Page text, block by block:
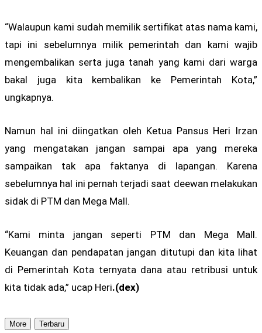
“Walaupun kami sudah memilik sertifikat atas nama kami,
tapi ini sebelumnya milik pemerintah dan kami wajib
mengembalikan serta juga tanah yang kami dari warga
bakal juga kita kembalikan ke Pemerintah Kota,”
ungkapnya.
Namun hal ini diingatkan oleh Ketua Pansus Heri Irzan
yang mengatakan jangan sampai apa yang mereka
sampaikan tak apa faktanya di lapangan. Karena
sebelumnya hal ini pernah terjadi saat deewan melakukan
sidak di PTM dan Mega Mall.
“Kami minta jangan seperti PTM dan Mega Mall.
Keuangan dan pendapatan jangan ditutupi dan kita lihat
di Pemerintah Kota ternyata dana atau retribusi untuk
kita tidak ada,” ucap Heri.(dex)
More Terbaru